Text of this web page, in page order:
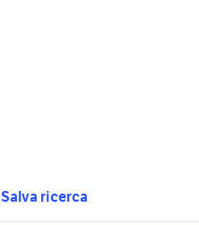
Salva ricerca